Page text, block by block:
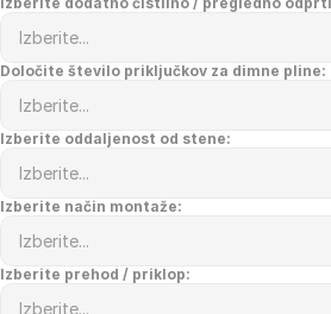
Določite število priključkov za dimne pline:
Izberite oddaljenost od stene:
Izberite način montaže:
Izberite prehod / priklop: